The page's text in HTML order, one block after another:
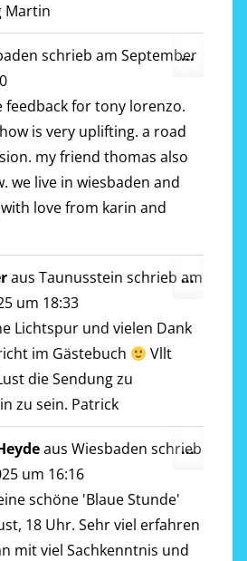
Martin
schrieb am September
feedback for tony lorenzo.
is very uplifting. a road
my friend thomas also
we live in wiesbaden and
love from karin and
...Diese
aus Taunusstein schrieb am
um 18:33
Lichtspur und vielen Dank
im Gästebuch
Vllt
die Sendung zu
zu sein. Patrick
...Diese
aus Wiesbaden schrieb
um 16:16
schöne 'Blaue Stunde'
18 Uhr. Sehr viel erfahren
mit viel Sachkenntnis und
...Diese